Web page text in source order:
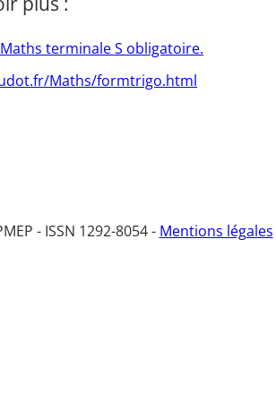
terminale S obligatoire.
Maths/formtrigo.html
- ISSN 1292-8054 - Mentions légales